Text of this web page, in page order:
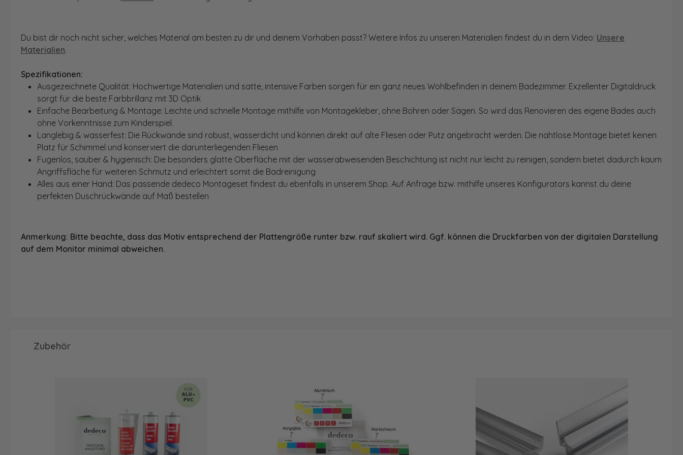
Du bist dir noch nicht sicher, welches Material am besten zu dir und deinem Vorhaben passt? Weitere Infos zu unseren Materialien findest du in dem Video: Unsere
Materialien.
Spezifikationen:
Ausgezeichnete Qualität: Hochwertige Materialien und satte, intensive Farben sorgen für ein ganz neues Wohlbefinden in deinem Badezimmer. Exzellenter Digitaldruck
sorgt für die beste Farbbrillanz mit 3D Optik
Einfache Bearbeitung & Montage: Leichte und schnelle Montage mithilfe von Montagekleber, ohne Bohren oder Sägen. So wird das Renovieren des eigene Bades auch
ohne Vorkenntnisse zum Kinderspiel.
Langlebig & wasserfest: Die Rückwände sind robust, wasserdicht und können direkt auf alte Fliesen oder Putz angebracht werden. Die nahtlose Montage bietet keinen
Platz für Schimmel und konserviert die darunterliegenden Fliesen
Fugenlos, sauber & hygienisch: Die besonders glatte Oberfläche mit der wasserabweisenden Beschichtung ist nicht nur leicht zu reinigen, sondern bietet dadurch kaum
Angriffsfläche für weiteren Schmutz und erleichtert somit die Badreinigung
Alles aus einer Hand: Das passende dedeco Montageset findest du ebenfalls in unserem Shop. Auf Anfrage bzw. mithilfe unseres Konfigurators kannst du deine
perfekten Duschrückwände auf Maß bestellen
Anmerkung: Bitte beachte, dass das Motiv entsprechend der Plattengröße runter bzw. rauf skaliert wird. Ggf. können die Druckfarben von der digitalen Darstellung
auf dem Monitor minimal abweichen.
Produktgalerie überspringen
Zubehör